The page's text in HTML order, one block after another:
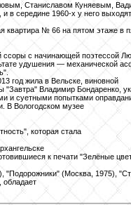
Станиславом Куняевым,
в середине 1960-х у него
№ 66 на пятом этаже
с начинающей поэтессой
удушения — механической
год жила в Вельске, виновной
"Завтра" Владимир Бондаренко,
и суетными попытками
В Вологодском музее
которая стала
к печати "Зелёные
(Москва, 1975),
обладает